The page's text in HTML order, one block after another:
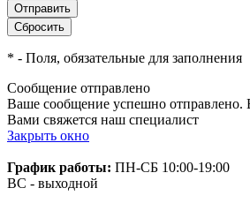
* - Поля, обязательные для заполнения
Сообщение отправлено
Ваше сообщение успешно отправлено.
Вами свяжется наш специалист
Закрыть окно
График работы: ПН-СБ 10:00-19:00
ВС - выходной